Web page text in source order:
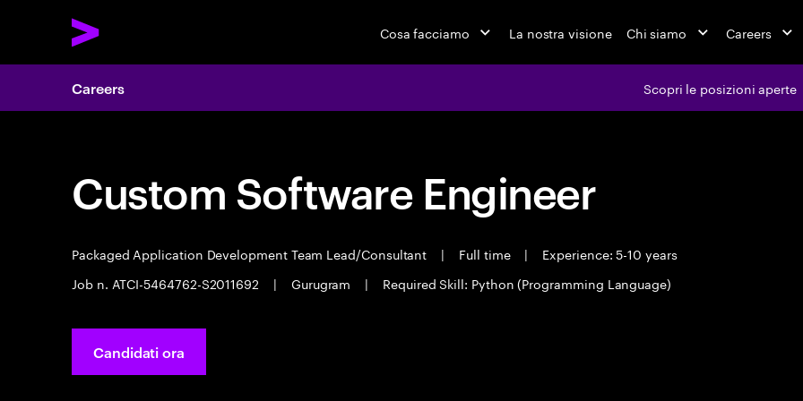
Cosa facciamo La nostra visione Chi siamo Careers
Careers Scopri le posizioni aperte
Custom Software Engineer
Packaged Application Development Team Lead/Consultant | Full time |
Experience: 5-10 years
Job n. ATCI-5464762-S2011692
| Gurugram | Required Skill: Python (Programming Language)
Candidati ora